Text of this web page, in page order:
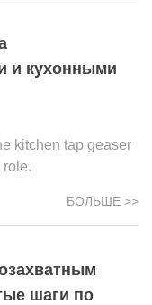
и кухонными
kitchen tap geaser
БОЛЬШЕ >>
шаги по